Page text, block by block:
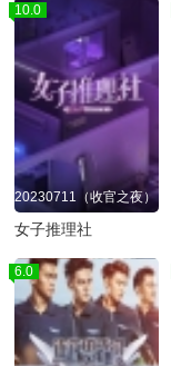
10.0
20230711（收官之夜）
女子推理社
6.0